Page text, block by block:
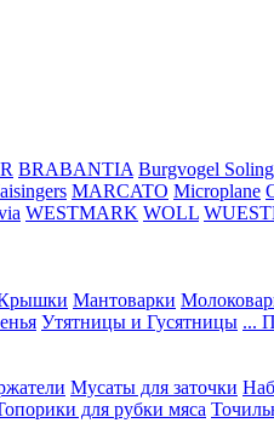
BRABANTIA Burgvogel
MARCATO Microplane
WESTMARK WOLL
Мантоварки
Утятницы и Гусятницы ...
Мусаты для заточки
для рубки мяса